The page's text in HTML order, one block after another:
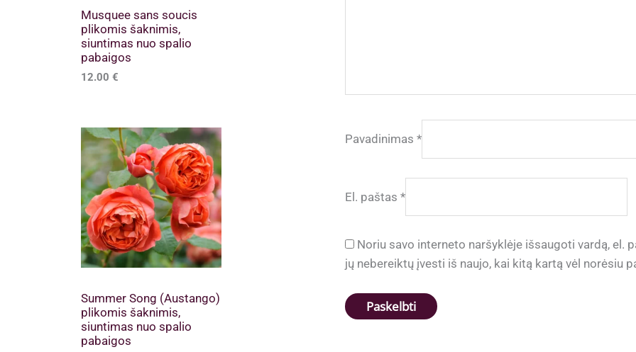
Musquee sans soucis
plikomis šaknimis,
siuntimas nuo spalio
pabaigos
12.00 €
Summer Song (Austango)
plikomis šaknimis,
siuntimas nuo spalio
pabaigos
Pavadinimas *
El. paštas *
Noriu savo interneto naršyklėje išsaugoti vardą, el.
jų nebereiktų įvesti iš naujo, kai kitą kartą vėl norėsiu